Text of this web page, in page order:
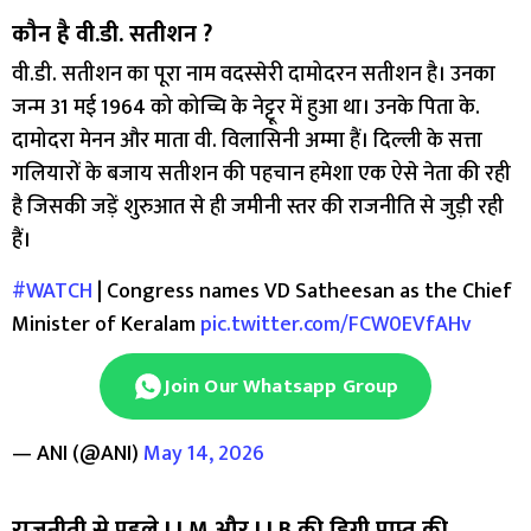
कौन है वी.डी. सतीशन ?
वी.डी. सतीशन का पूरा नाम वदस्सेरी दामोदरन सतीशन है। उनका
जन्म 31 मई 1964 को कोच्चि के नेट्टूर में हुआ था। उनके पिता के.
दामोदरा मेनन और माता वी. विलासिनी अम्मा हैं। दिल्ली के सत्ता
गलियारों के बजाय सतीशन की पहचान हमेशा एक ऐसे नेता की रही
है जिसकी जड़ें शुरुआत से ही जमीनी स्तर की राजनीति से जुड़ी रही
हैं।
#WATCH | Congress names VD Satheesan as the Chief
Minister of Keralam pic.twitter.com/FCW0EVfAHv
Join Our Whatsapp Group
— ANI (@ANI) May 14, 2026